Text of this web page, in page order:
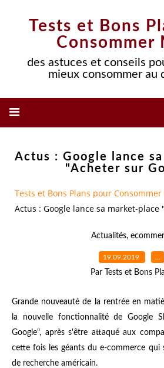
Tests et Bons
Consommer
des astuces et conseils
mieux consommer au
Actus : Google lance
"Acheter sur
Tests et Bons Plans pour
Actus : Google lance sa market-place
Actualités,
19.09.2019 …
Par Tests et Bons
Grande nouveauté de la rentrée en
la nouvelle fonctionnalité de Google
Google", après s'être attaqué aux
cette fois les géants du e-commerce qui
de recherche américain.